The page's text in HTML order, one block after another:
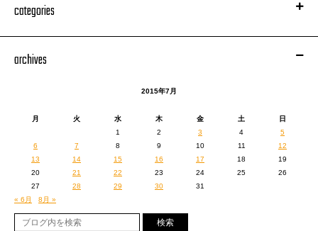
categories
archives
2015年7月
月 火 水 木 金 土
日
1
2 3 4
5
6
7 8 9 10 11
12
13
14 15 16 17 18
19
20
21 22 23 24 25
26
27
28 29 30
31
« 6月
8月 »